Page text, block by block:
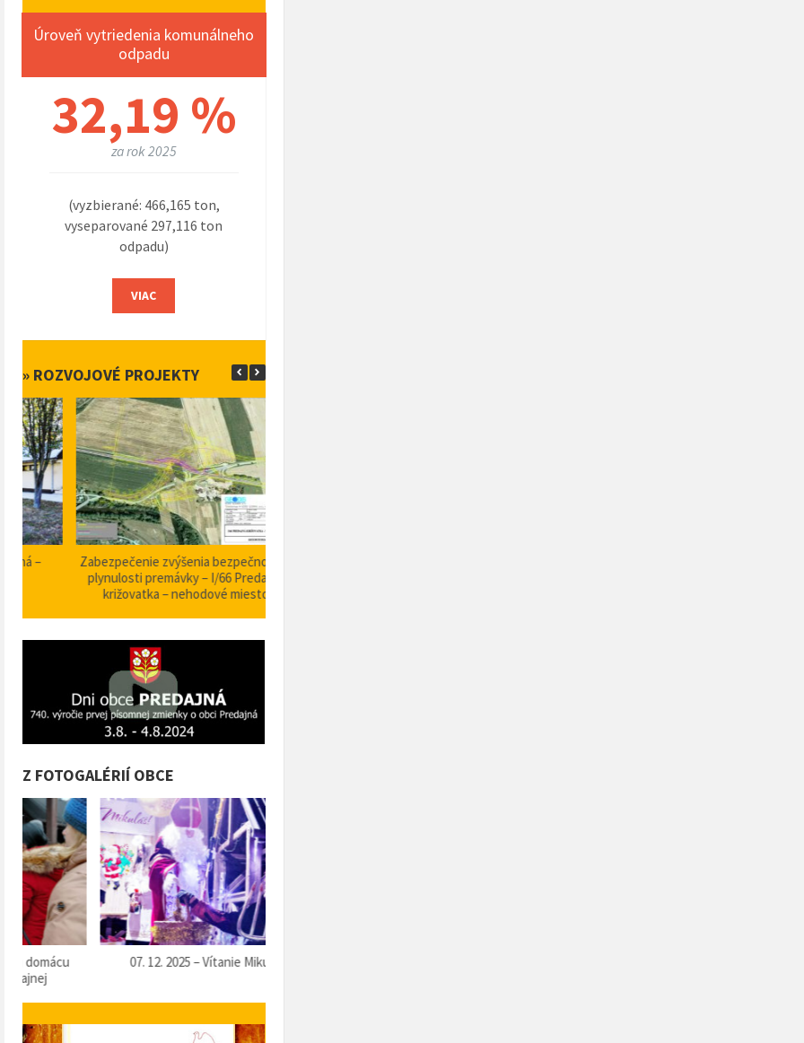
Úroveň vytriedenia komunálneho
odpadu
32,19 %
za rok 2025
(vyzbierané: 466,165 ton,
vyseparované 297,116 ton
odpadu)
VIAC
» ROZVOJOVÉ PROJEKTY
Zabezpečenie zvýšenia bezpečnosti a
plynulosti premávky – I/66 Predajná
križovatka – nehodové miesto
Projekt Podpora opatrení k zvyšovaniu
bezpečnosti dopravy a vybudovanie
orientačného informačného systému v
Z FOTOGALÉRIÍ OBCE
07. 12. 2025 – Vítanie Mikuláša 05. 12. 2025 – Predvianočný hlas organu